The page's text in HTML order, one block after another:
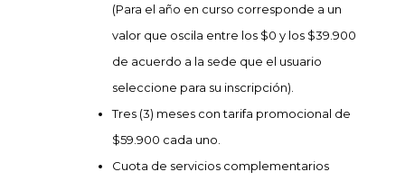
(Para el año en curso corresponde a un
valor que oscila entre los $0 y los $39.900
de acuerdo a la sede que el usuario
seleccione para su inscripción).
Tres (3) meses con tarifa promocional de
$59.900 cada uno
Cuota de servicios complementarios